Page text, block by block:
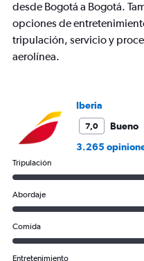
Y
axis
values.
Range:
desde Bogotá a Bogotá.
opciones de
tripulación, servicio y
aerolínea.
Iberia
7,0
Bueno
3.265
Tripulación
Abordaje
Comida
Entretenimiento